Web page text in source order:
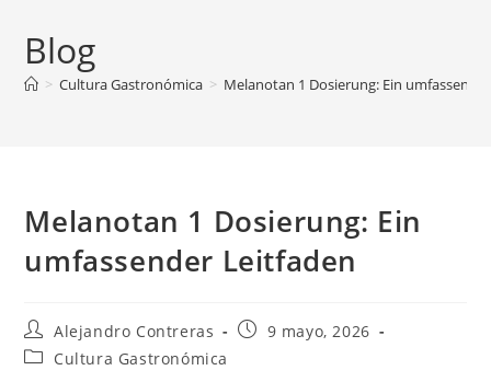
Blog
> Cultura Gastronómica > Melanotan 1 Dosierung: Ein
Melanotan 1 Dosierung: Ein
umfassender Leitfaden
Autor
de
la
Alejandro Contreras
Entrada9 mayo, 2026
Categoría
Cultura Gastronómica